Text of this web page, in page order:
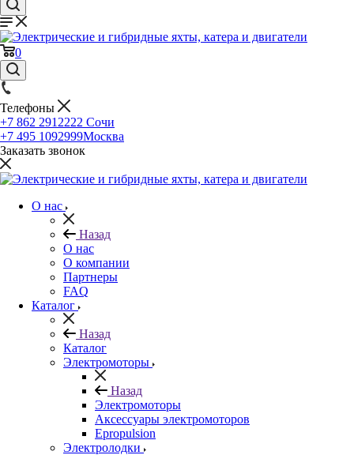
0
Телефоны
+7 862 2912222 Сочи
+7 495 1092999Москва
Заказать звонок
О нас
Назад
О нас
О компании
Партнеры
FAQ
Каталог
Назад
Каталог
Электромоторы
Назад
Электромоторы
Аксессуары электромоторов
Epropulsion
Электролодки